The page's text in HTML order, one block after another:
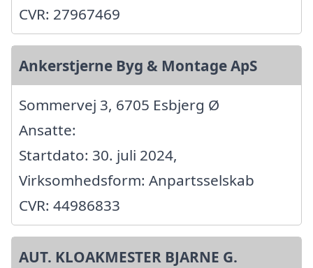
CVR: 27967469
Ankerstjerne Byg & Montage ApS
Sommervej 3, 6705 Esbjerg Ø
Ansatte:
Startdato: 30. juli 2024,
Virksomhedsform: Anpartsselskab
CVR: 44986833
AUT. KLOAKMESTER BJARNE G.